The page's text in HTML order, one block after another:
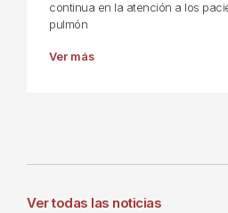
continua en la atención a los
pulmón
Ver más
Ver todas las noticias